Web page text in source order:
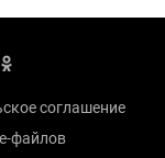
соглашение
файлов